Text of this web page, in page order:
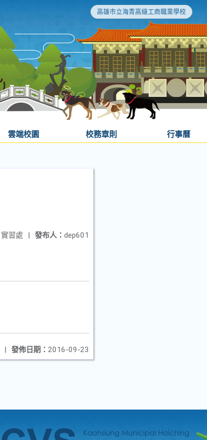
高雄市立海青高級工商職業學校
雲端校園 校務章則 行事曆
發布人： dep601
實習處 |
發佈日期： 2016-09-23
|